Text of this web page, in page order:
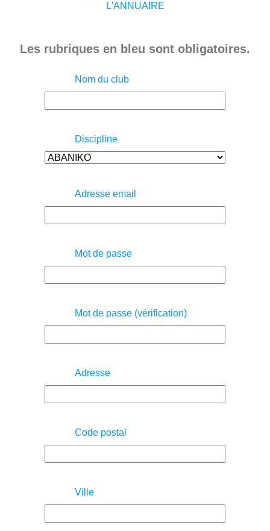
L'ANNUAIRE
Les rubriques en bleu sont obligatoires.
Nom du club
Discipline
Adresse email
Mot de passe
Mot de passe (vérification)
Adresse
Code postal
Ville